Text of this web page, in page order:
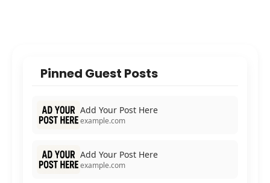
Pinned Guest Posts
Add Your Post Here
example.com
Add Your Post Here
example.com